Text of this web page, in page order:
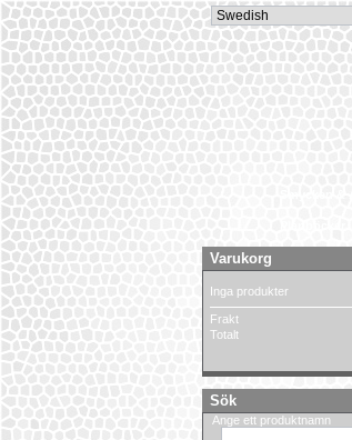
Varukorg
Inga produkter
Frakt
Totalt
Sök
Ange ett produktnamn